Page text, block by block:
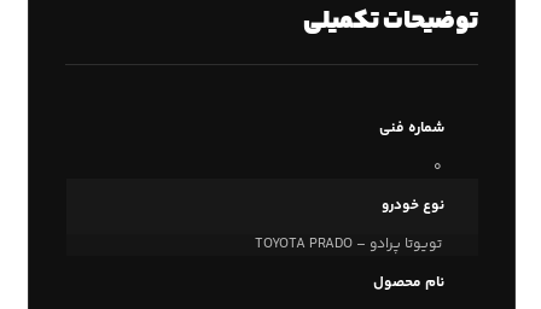
توضیحات تکمیلی
شماره فنی
۰
نوع خودرو
تویوتا پرادو – TOYOTA PRADO
نام محصول